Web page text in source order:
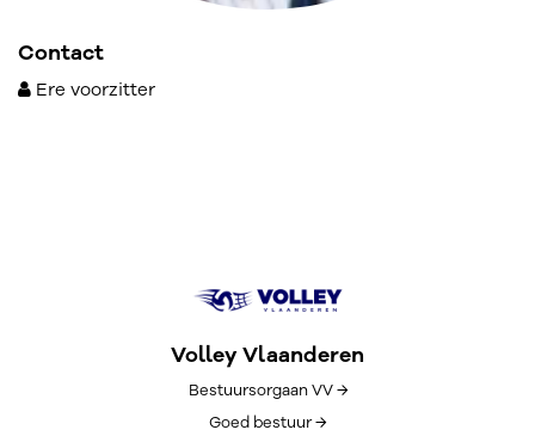
Contact
Ere voorzitter
Volley Vlaanderen
Bestuursorgaan VV →
Goed bestuur →